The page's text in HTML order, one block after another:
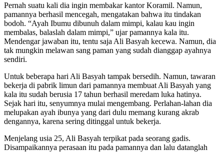
Pernah suatu kali dia ingin membakar kantor Koramil. Namun,
pamannya berhasil mencegah, mengatakan bahwa itu tindakan
bodoh. “Ayah Ibumu dibunuh dalam mimpi, kalau kau ingin
membalas, balaslah dalam mimpi,” ujar pamannya kala itu.
Mendengar jawaban itu, tentu saja Ali Basyah kecewa. Namun, dia
tak mungkin melawan sang paman yang sudah dianggap ayahnya
sendiri.
Untuk beberapa hari Ali Basyah tampak bersedih. Namun, tawaran
bekerja di pabrik limun dari pamannya membuat Ali Basyah yang
kala itu sudah berusia 17 tahun berhasil meredam luka hatinya.
Sejak hari itu, senyumnya mulai mengembang. Perlahan-lahan dia
melupakan ayah ibunya yang dari dulu memang kurang akrab
dengannya, karena sering ditinggal untuk bekerja.
Menjelang usia 25, Ali Basyah terpikat pada seorang gadis.
Disampaikannya perasaan itu pada pamannya dan lalu datanglah